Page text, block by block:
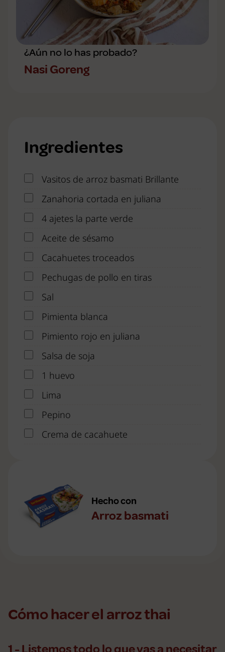
¿Aún no lo has probado?
Nasi Goreng
Ingredientes
Vasitos de arroz basmati Brillante
Zanahoria cortada en juliana
4 ajetes la parte verde
Aceite de sésamo
Cacahuetes troceados
Pechugas de pollo en tiras
Sal
Pimienta blanca
Pimiento rojo en juliana
Salsa de soja
1 huevo
Lima
Pepino
Crema de cacahuete
Hecho con
Arroz basmati
Cómo hacer el arroz thai
1 - Listemos todo lo que vas a necesitar